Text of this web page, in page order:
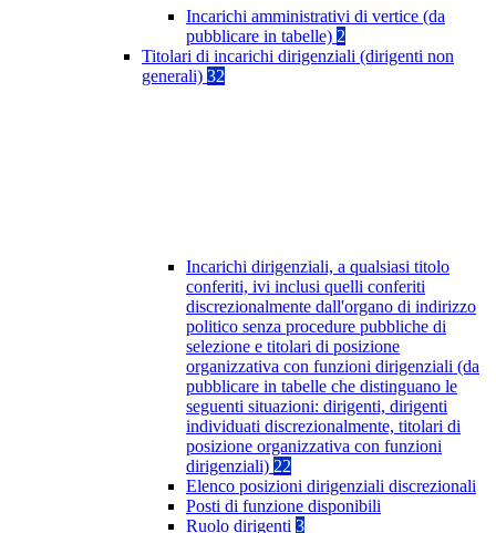
Incarichi amministrativi di vertice (da
pubblicare in tabelle) 2
Titolari di incarichi dirigenziali (dirigenti non
generali) 32
Incarichi dirigenziali, a qualsiasi titolo
conferiti, ivi inclusi quelli conferiti
discrezionalmente dall'organo di indirizzo
politico senza procedure pubbliche di
selezione e titolari di posizione
organizzativa con funzioni dirigenziali (da
pubblicare in tabelle che distinguano le
seguenti situazioni: dirigenti, dirigenti
individuati discrezionalmente, titolari di
posizione organizzativa con funzioni
dirigenziali) 22
Elenco posizioni dirigenziali discrezionali
Posti di funzione disponibili
Ruolo dirigenti 3